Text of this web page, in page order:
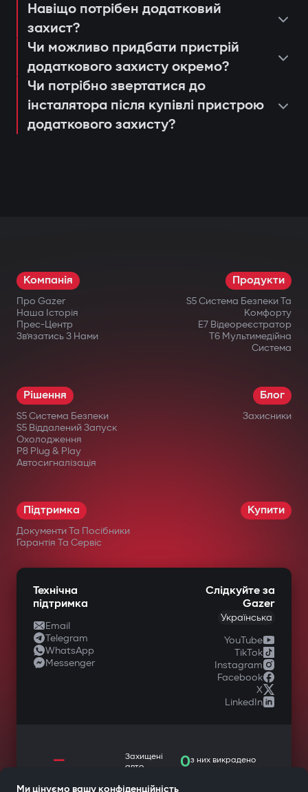
Навіщо потрібен додатковий
захист?
Чи можливо придбати пристрій
додаткового захисту окремо?
Чи потрібно звертатися до
інсталятора після купівлі пристрою
додаткового захисту?
Компанія
Про Gazer
Наша Історія
Прес-Центр
Зв’язатись З Нами
Продукти
S5 Система Безпеки Та
Комфорту
E7 Відеореєстратор
T6 Мультимедійна
Система
Рішення
S5 Система Безпеки
S5 Віддалений Запуск
Охолодження
P8 Plug & Play
Автосигналізація
Блог
Захисники
Підтримка
Документи Та Посібники
Гарантія Та Сервіс
Купити
Технічна
підтримка
Email
Telegram
WhatsApp
Messenger
Слідкуйте за
Gazer
Українська
YouTube
TikTok
Instagram
Facebook
X
LinkedIn
—
Захищені
авто
0з них викрадено
Ми цінуємо вашу конфіденційність